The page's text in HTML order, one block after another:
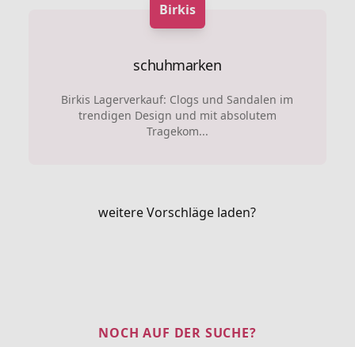
Birkis
schuhmarken
Birkis Lagerverkauf: Clogs und Sandalen im
trendigen Design und mit absolutem
Tragekom...
weitere Vorschläge laden?
NOCH AUF DER SUCHE?